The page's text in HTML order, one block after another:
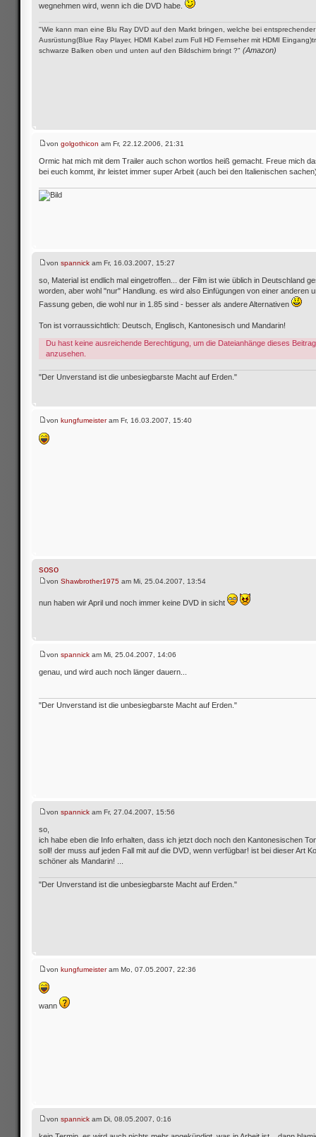
wegnehmen wird, wenn ich die DVD habe.
"Wie kann man eine Blu Ray DVD auf den Markt bringen, welche bei entsprechender
Ausrüstung(Blue Ray Player, HDMI Kabel zum Full HD Fernseher mit HDMI
schwarze Balken oben und unten auf den Bildschirm bringt ?" (Amazon)
von golgothicon am Fr, 22.12.2006, 21:31
Ormic hat mich mit dem Trailer auch schon wortlos heiß gemacht. Freue mich
bei euch kommt, ihr leistet immer super Arbeit (auch bei den Italienischen
von spannick am Fr, 16.03.2007, 15:27
so, Material ist endlich mal eingetroffen... der Film ist wie üblich in Deutschland
worden, aber wohl "nur" Handlung. es wird also Einfügungen von einer anderen
Fassung geben, die wohl nur in 1.85 sind - besser als andere Alternativen
Ton ist vorraussichtlich: Deutsch, Englisch, Kantonesisch und Mandarin!
Du hast keine ausreichende Berechtigung, um die Dateianhänge dieses
anzusehen.
"Der Unverstand ist die unbesiegbarste Macht auf Erden."
von kungfumeisteram Fr, 16.03.2007, 15:40
soso
von Shawbrother1975 am Mi, 25.04.2007, 13:54
nun haben wir April und noch immer keine DVD in sicht
von spannick am Mi, 25.04.2007, 14:06
genau, und wird auch noch länger dauern...
"Der Unverstand ist die unbesiegbarste Macht auf Erden."
von spannick am Fr, 27.04.2007, 15:56
so,
ich habe eben die Info erhalten, dass ich jetzt doch noch den Kantonesischen
soll! der muss auf jeden Fall mit auf die DVD, wenn verfügbar! ist bei dieser Art
schöner als Mandarin! ...
"Der Unverstand ist die unbesiegbarste Macht auf Erden."
von kungfumeisteram Mo, 07.05.2007, 22:36
wann
von spannick am Di, 08.05.2007, 0:16